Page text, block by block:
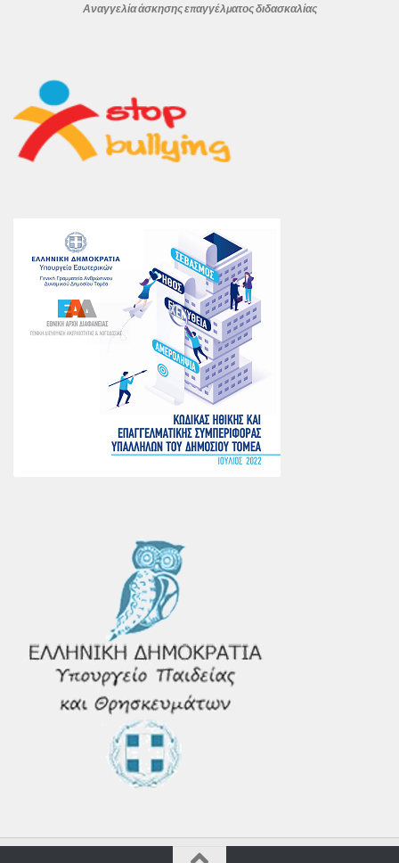
Αναγγελία άσκησης επαγγέλματος διδασκαλίας